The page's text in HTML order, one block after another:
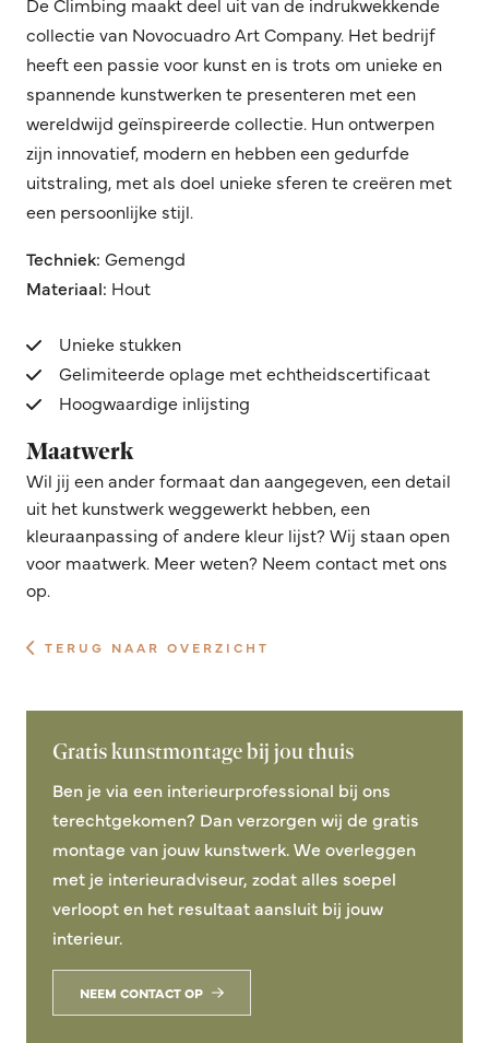
collectie van Novocuadro Art Company. Het bedrijf
heeft een passie voor kunst en is trots om unieke en
spannende kunstwerken te presenteren met een
wereldwijd geïnspireerde collectie. Hun ontwerpen
zijn innovatief, modern en hebben een gedurfde
uitstraling, met als doel unieke sferen te creëren met
een persoonlijke stijl.
Techniek: Gemengd
Materiaal: Hout
Unieke stukken
Gelimiteerde oplage met echtheidscertificaat
Hoogwaardige inlijsting
Maatwerk
Wil jij een ander formaat dan aangegeven, een detail
uit het kunstwerk weggewerkt hebben, een
kleuraanpassing of andere kleur lijst? Wij staan open
voor maatwerk. Meer weten? Neem contact met ons
op.
TERUG NAAR OVERZICHT
Gratis kunstmontage bij jou thuis
Ben je via een interieurprofessional bij ons
terechtgekomen? Dan verzorgen wij de gratis
montage van jouw kunstwerk. We overleggen
met je interieuradviseur, zodat alles soepel
verloopt en het resultaat aansluit bij jouw
interieur.
NEEM CONTACT OP